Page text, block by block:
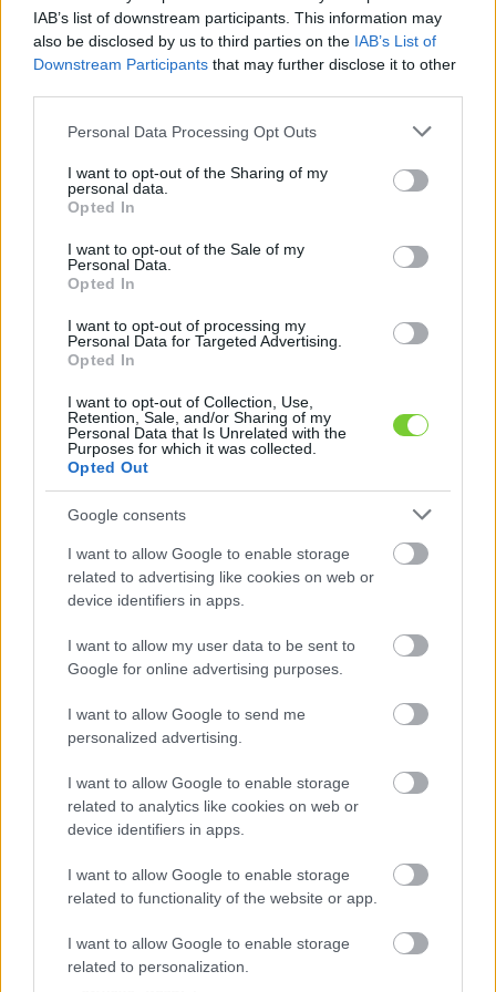
IAB’s list of downstream participants. This information may
also be disclosed by us to third parties on the IAB’s List of
Downstream Participants that may further disclose it to other
Please note that this website/app uses one or more Google
not limited to your visit or usage behaviour. You may click to
grant or deny consent to Google and its third-party tags to
use your data for below specified purposes in below Google
consent section.
Personal Data Processing Opt Outs
I want to opt-out of the Sharing of my
personal data.
Opted In
I want to opt-out of the Sale of my
Personal Data.
Opted In
I want to opt-out of processing my
Personal Data for Targeted Advertising.
Opted In
I want to opt-out of Collection, Use,
Retention, Sale, and/or Sharing of my
Personal Data that Is Unrelated with the
Purposes for which it was collected.
Opted Out
Google consents
I want to allow Google to enable storage
related to advertising like cookies on web or
device identifiers in apps.
I want to allow my user data to be sent to
Google for online advertising purposes.
I want to allow Google to send me
personalized advertising.
I want to allow Google to enable storage
related to analytics like cookies on web or
device identifiers in apps.
I want to allow Google to enable storage
related to functionality of the website or app.
I want to allow Google to enable storage
related to personalization.
Felhasználónév
Jelszó
Elfelejtette jelszavát?
Bejelentkezés
faiskola.hu
Kertészeti, kerti termékek és szolgáltatások térképes
KERTÉSZ ÉS KERTÉSZET REGISZTRÁCIÓ
Növénykatalógus
Tulajdonság hozzáadása
Japán körte, nasi 'Kosui' (